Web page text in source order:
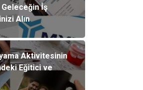
İş
Alın
Aktivitesinin
Eğitici ve